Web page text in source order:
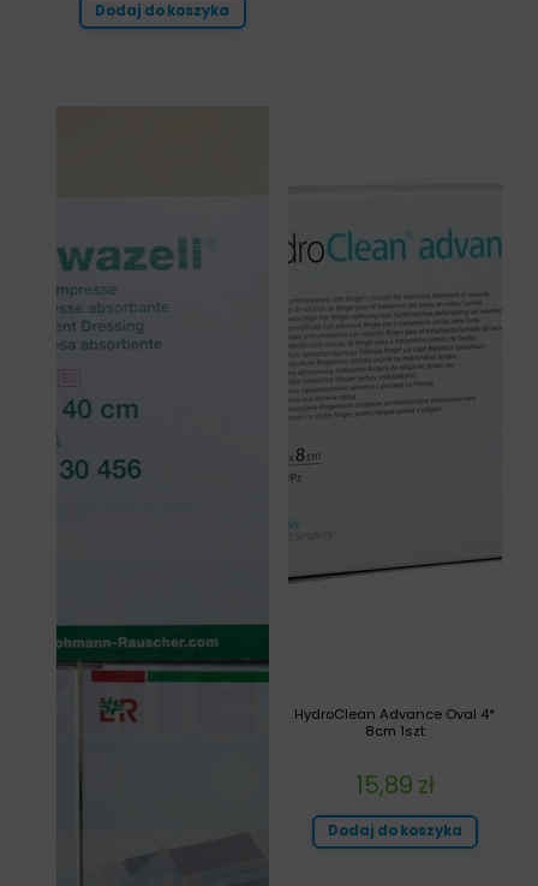
Dodaj do koszyka
HydroClean Advance Oval 4*
8cm 1szt
15,89 zł
Dodaj do koszyka